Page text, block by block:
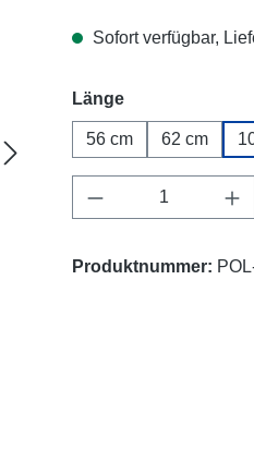
Sofort verfügbar,
Längeauswählen
56 cm 62 cm
Produkt
Produktnummer: